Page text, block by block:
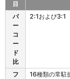
フ
目
バ
ー
コ
ー
ド
比
2:1および3:1
フ
16種類の常駐